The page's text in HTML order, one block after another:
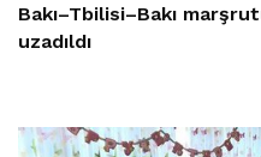
Bakı–Tbilisi–Bakı
uzadıldı